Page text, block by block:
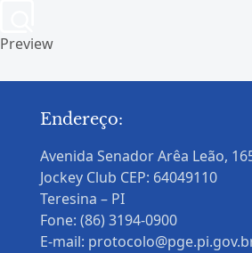
Preview
Endereço:
Avenida Senador Arêa Leão,
Jockey Club CEP: 64049110
Teresina – PI
Fone: (86) 3194-0900
E-mail: